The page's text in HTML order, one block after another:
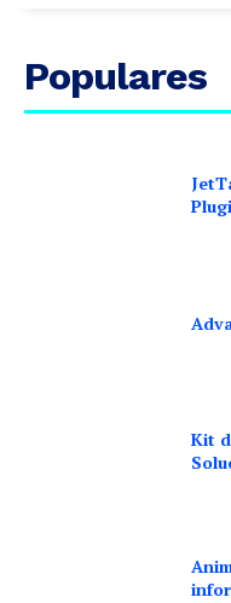
Populares
Kit